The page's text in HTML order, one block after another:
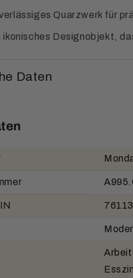
Quarzwerk für
ikonisches Designobjekt,
Daten